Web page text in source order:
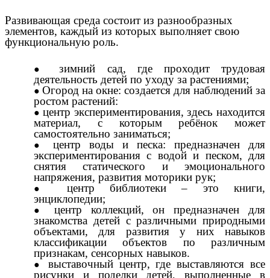
Развивающая среда состоит из разнообразных
элементов, каждый из которых выполняет свою
функциональную роль.
зимний сад, где проходит трудовая
деятельность детей по уходу за растениями;
Огород на окне: создается для наблюдений за
ростом растений:
центр экспериментирования, здесь находится
материал, с которым ребёнок может
самостоятельно заниматься;
центр воды и песка: предназначен для
экспериментирования с водой и песком, для
снятия статического и эмоционального
напряжения, развития моторики рук;
центр библиотеки – это книги,
энциклопедии;
центр коллекций, он предназначен для
знакомства детей с различными природными
объектами, для развития у них навыков
классификации объектов по различным
признакам, сенсорных навыков.
выставочный центр, где выставляются все
рисунки и поделки детей, выполненные в